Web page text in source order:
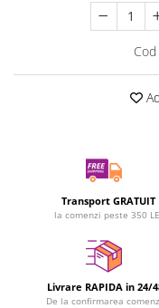
Transport GRATUIT
la comenzi peste 350
Livrare RAPIDA in 24/
De la confirmarea